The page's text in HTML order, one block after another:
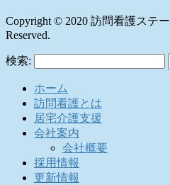
Copyright © 2020 訪問看護ステ
Reserved.
検索:
ホーム
訪問看護とは
居宅介護支援
会社案内
会社概要
採用情報
更新情報